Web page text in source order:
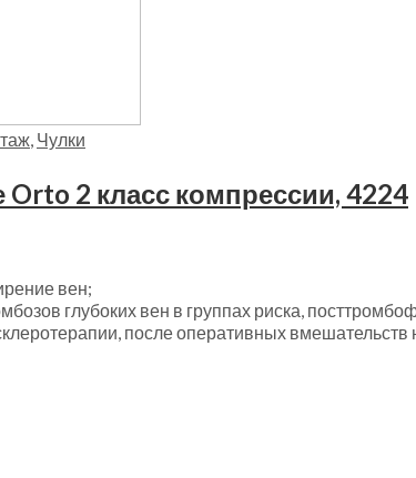
, Чулки
2 класс компрессии, 4224
вен;
глубоких вен в группах риска,
после оперативных вмешательств